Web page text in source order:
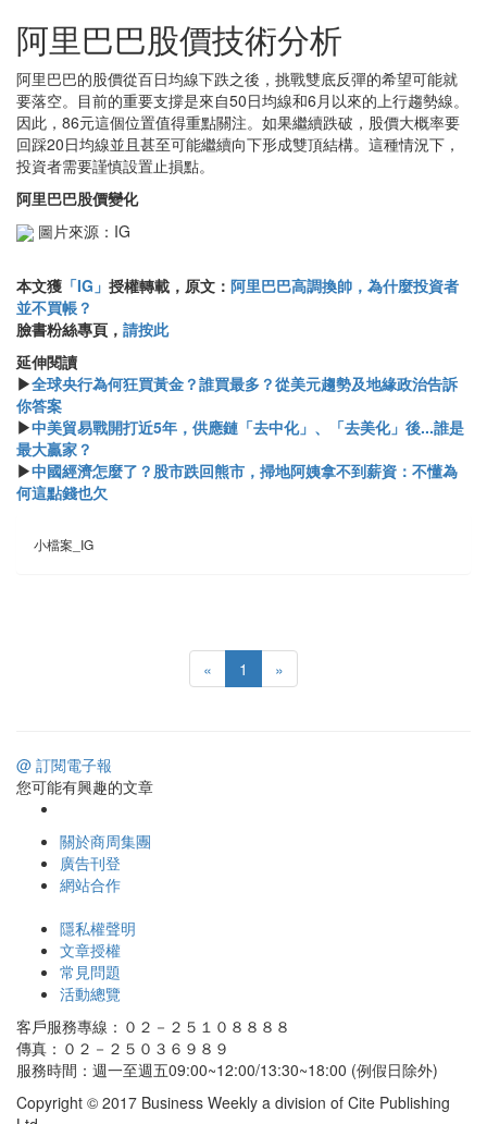
阿里巴巴股價技術分析
阿里巴巴的股價從百日均線下跌之後，挑戰雙底反彈的希望可能就
要落空。目前的重要支撐是來自50日均線和6月以來的上行趨勢線。
因此，86元這個位置值得重點關注。如果繼續跌破，股價大概率要
回踩20日均線並且甚至可能繼續向下形成雙頂結構。這種情況下，
投資者需要謹慎設置止損點。
阿里巴巴股價變化
圖片來源：IG
本文獲 「IG」 授權轉載，原文： 阿里巴巴高調換帥，為什麼投資者
並不買帳？
臉書粉絲專頁， 請按此
延伸閱讀
▶全球央行為何狂買黃金？誰買最多？從美元趨勢及地緣政治告訴
你答案
▶中美貿易戰開打近5年，供應鏈「去中化」、「去美化」後...誰是
最大贏家？
▶中國經濟怎麼了？股市跌回熊市，掃地阿姨拿不到薪資：不懂為
何這點錢也欠
小檔案_IG
« 1 »
@ 訂閱電子報
您可能有興趣的文章
關於商周集團
廣告刊登
網站合作
隱私權聲明
文章授權
常見問題
活動總覽
客戶服務專線：０２－２５１０８８８８
傳真：０２－２５０３６９８９
服務時間：週一至週五09:00~12:00/13:30~18:00 (例假日除外)
Copyright © 2017 Business Weekly a division of Cite Publishing